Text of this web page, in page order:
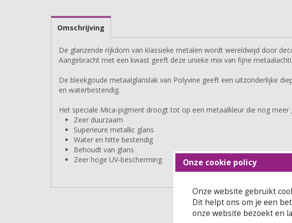
Omschrijving
De glanzende rijkdom van klassieke metalen wordt wereldwijd door
Aangebracht met een kwast geeft deze unieke mix van fijne
De bleekgoude metaalglanslak van Polyvine geeft een uitzonderlijke
en waterbestendig.
Het speciale Mica-pigment droogt tot op een metaalkleur die nog
Zeer duurzaam
Superieure metallic glans
Water en hitte bestendig
Behoudt van glans
Zeer hoge UV-bescherming
Onze cookie policy
Onze website gebruikt
Dit helpt ons om je een
onze website bezoekt en